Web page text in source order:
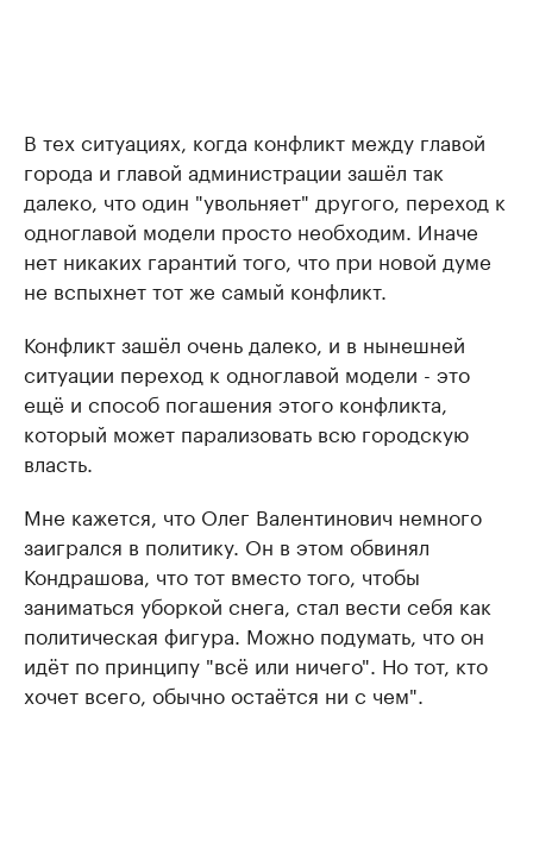
В тех ситуациях, когда конфликт между главой
города и главой администрации зашёл так
далеко, что один "увольняет" другого, переход к
одноглавой модели просто необходим. Иначе
нет никаких гарантий того, что при новой думе
не вспыхнет тот же самый конфликт.
Конфликт зашёл очень далеко, и в нынешней
ситуации переход к одноглавой модели - это
ещё и способ погашения этого конфликта,
который может парализовать всю городскую
власть.
Мне кажется, что Олег Валентинович немного
заигрался в политику. Он в этом обвинял
Кондрашова, что тот вместо того, чтобы
заниматься уборкой снега, стал вести себя как
политическая фигура. Можно подумать, что он
идёт по принципу "всё или ничего". Но тот, кто
хочет всего, обычно остаётся ни с чем".